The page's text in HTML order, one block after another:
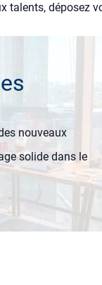
talents, déposez
nouveaux
solide dans le